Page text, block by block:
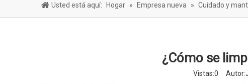
Usted está aquí: Hogar » Empresa nueva » Cuidado y
¿Cómo se
Vistas:0